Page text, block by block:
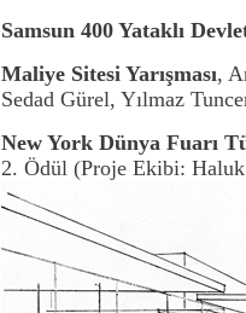
Samsun 400 Yataklı
Maliye Sitesi Yarışması,
Sedad Gürel, Yılmaz
New York Dünya Fuarı
2. Ödül (Proje Ekibi: